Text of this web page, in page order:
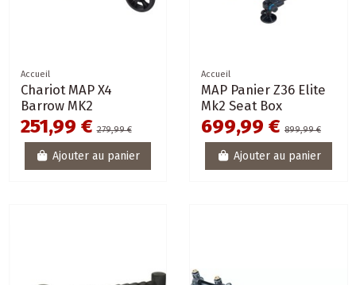
Accueil
Chariot MAP X4
Barrow MK2
251,99 €279,99 €
Ajouter au panier
Accueil
MAP Panier Z36 Elite
Mk2 Seat Box
699,99 € 899,99 €
Ajouter au panier